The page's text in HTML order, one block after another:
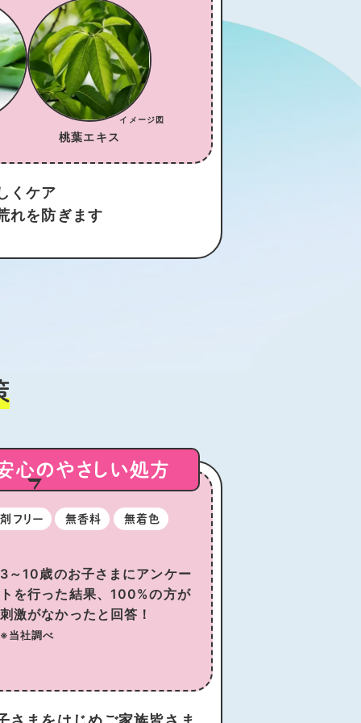
桃葉エキス
くケア
れを防ぎます
心のやさしい処方
フリー 無香料 無着色
3～10歳のお子さまにアンケー
トを行った結果、100%の方が
刺激がなかったと回答！
※当社調べ